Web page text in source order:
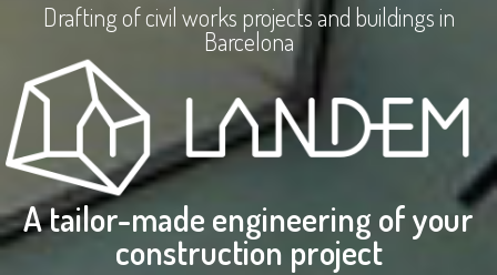
Drafting of civil works projects and buildings in
Barcelona
A tailor-made engineering of your
construction project